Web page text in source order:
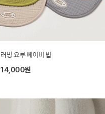
러빙 요루 베이비 빕
14,000원